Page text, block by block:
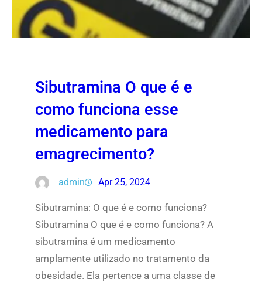
Sibutramina O que é e
como funciona esse
medicamento para
emagrecimento?
admin Apr 25, 2024
Sibutramina: O que é e como funciona?
Sibutramina O que é e como funciona? A
sibutramina é um medicamento
amplamente utilizado no tratamento da
obesidade. Ela pertence a uma classe de